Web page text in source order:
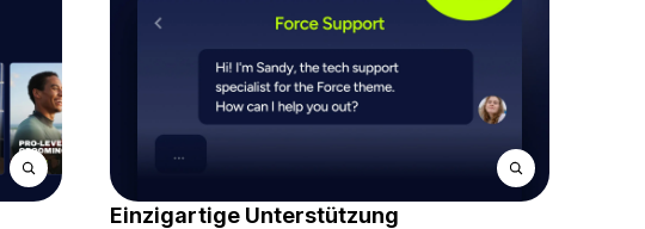
Einzigartige Unterstützung